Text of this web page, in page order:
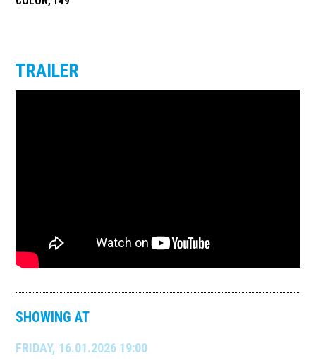
TRAILER
SHOWING AT
FRIDAY, 16.01.2026 19:00